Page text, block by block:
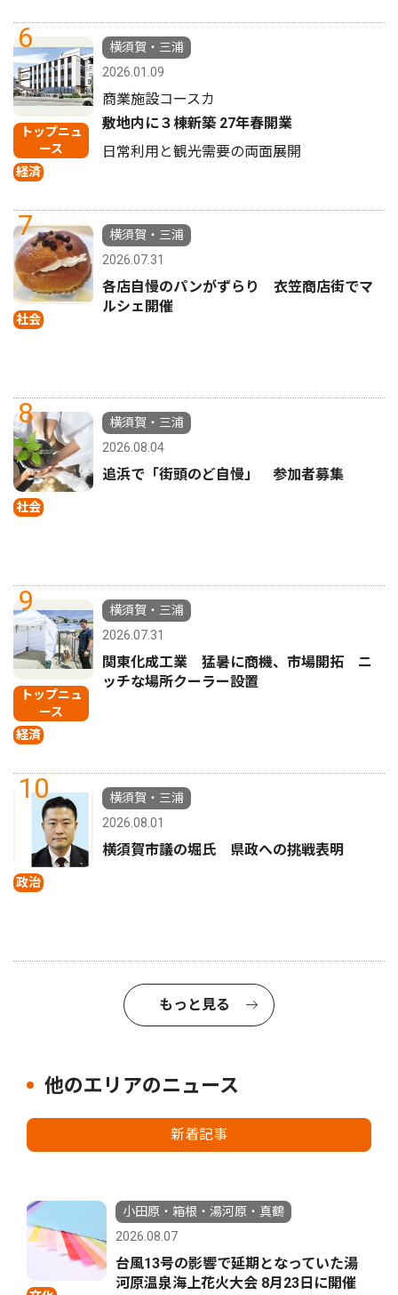
6
トップニュ
ース
経済
横須賀・三浦
2026.01.09
商業施設コースカ
敷地内に３棟新築 27年春開業
日常利用と観光需要の両面展開
7
社会
横須賀・三浦
2026.07.31
各店自慢のパンがずらり 衣笠商店街でマ
ルシェ開催
8
社会
横須賀・三浦
2026.08.04
追浜で「街頭のど自慢」 参加者募集
9
トップニュ
ース
経済
横須賀・三浦
2026.07.31
関東化成工業 猛暑に商機、市場開拓 ニ
ッチな場所クーラー設置
10
政治
横須賀・三浦
2026.08.01
横須賀市議の堀氏 県政への挑戦表明
もっと見る
他のエリアのニュース
新着記事
小田原・箱根・湯河原・真鶴
2026.08.07
台風13号の影響で延期となっていた湯
河原温泉海上花火大会 8月23日に開催